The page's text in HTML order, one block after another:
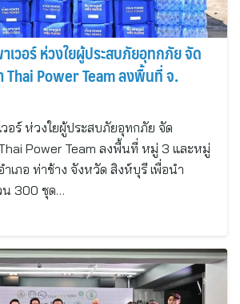
วอร์ ห่วงใยผู้ประสบภัยอุทกภัย จัด
Power Team ลงพื้นที่ จ.
อร์ ห่วงใยผู้ประสบภัยอุทกภัย จัด
Power Team ลงพื้นที่ หมู่ 3 และหมู่
เภอ ท่าช้าง จังหวัด สิงห์บุรี เพื่อนำ
น 300 ชุด…